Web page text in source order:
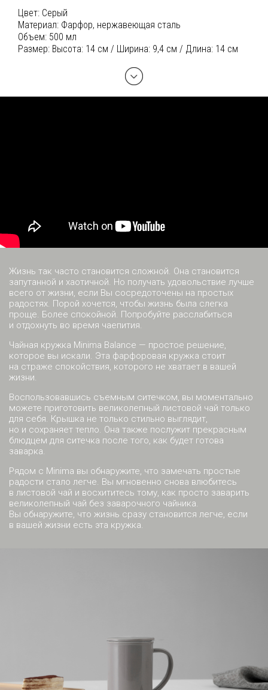
Цвет: Серый
Материал: Фарфор, нержавеющая сталь
Объем: 500 мл
Размер: Высота: 14 см / Ширина: 9,4 см / Длина: 14 см
Жизнь так часто становится сложной. Она становится
запутанной и хаотичной. Но получать удовольствие лучше
всего от жизни, если Вы сосредоточены на простых
радостях. Порой хочется, чтобы жизнь была слегка
проще. Более спокойной. Попробуйте расслабиться
и отдохнуть во время чаепития.
Чайная кружка Minima Balance — простое решение,
которое вы искали. Эта фарфоровая кружка стоит
на страже спокойствия, которого не хватает в вашей
жизни.
Воспользовавшись съемным ситечком, вы моментально
можете приготовить великолепный листовой чай только
для себя. Крышка не только стильно выглядит,
но и сохраняет тепло. Она также послужит прекрасным
блюдцем для ситечка после того, как будет готова
заварка.
Рядом с Minima вы обнаружите, что замечать простые
радости стало легче. Вы мгновенно снова влюбитесь
в листовой чай и восхититесь тому, как просто заварить
великолепный чай без заварочного чайника.
Вы обнаружите, что жизнь сразу становится легче, если
в вашей жизни есть эта кружка.